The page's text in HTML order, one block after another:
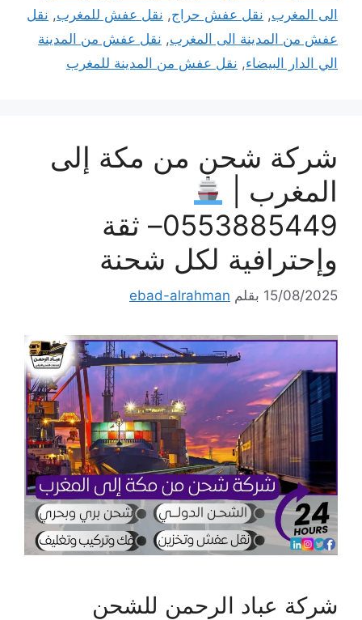
الى المغرب, نقل عفش حراج, نقل عفش للمغرب, نقل
عفش من المدينة الى المغرب, نقل عفش من المدينة
الي الدار البيضاء, نقل عفش من المدينة للمغرب
شركة شحن من مكة إلى
المغرب |
0553885449– ثقة
وإحترافية لكل شحنة
15/08/2025 بقلم ebad-alrahman
شركة عباد الرحمن للشحن